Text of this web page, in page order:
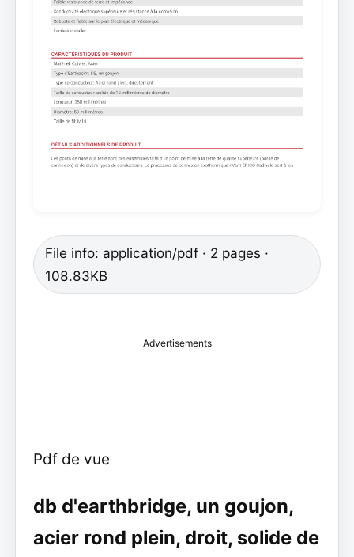
File info: application/pdf · 2 pages ·
108.83KB
Advertisements
Pdf de vue
db d'earthbridge, un goujon,
acier rond plein, droit, solide de